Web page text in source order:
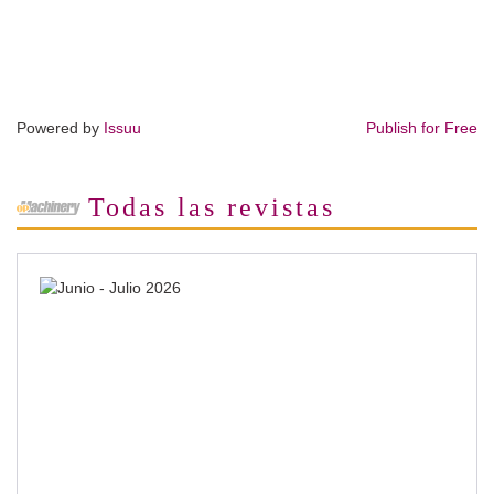
Powered by Issuu Publish for Free
Todas las revistas